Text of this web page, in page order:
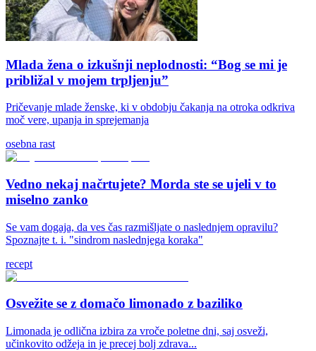
Mlada žena o izkušnji neplodnosti: “Bog se mi je
približal v mojem trpljenju”
Pričevanje mlade ženske, ki v obdobju čakanja na otroka odkriva
moč vere, upanja in sprejemanja
osebna rast
Vedno nekaj načrtujete? Morda ste se ujeli v to
miselno zanko
Se vam dogaja, da ves čas razmišljate o naslednjem opravilu?
Spoznajte t. i. "sindrom naslednjega koraka"
recept
Osvežite se z domačo limonado z baziliko
Limonada je odlična izbira za vroče poletne dni, saj osveži,
učinkovito odžeja in je precej bolj zdrava...